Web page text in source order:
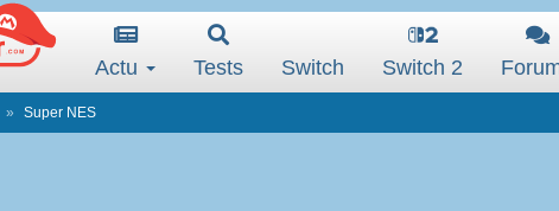
Actu Tests Switch Switch 2
Super NES